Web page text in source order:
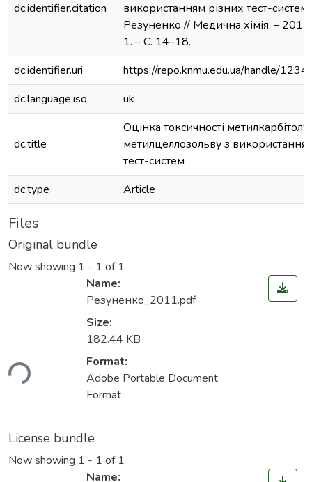
dc.identifier.citation
використанням різних тест-
Резуненко // Медична хімія. –
1. – С. 14–18.
dc.identifier.uri
https://repo.knmu.edu.ua/handle/
dc.language.iso
uk
dc.title
Оцінка токсичності метилкарбітолу
метилцеллозольву з
тест-систем
dc.type
Article
Files
Original bundle
Now showing 1 - 1 of 1
Name:
Резуненко_2011.pdf
Size:
182.44 KB
Format:
Adobe Portable Document
Format
License bundle
Now showing 1 - 1 of 1
Name: